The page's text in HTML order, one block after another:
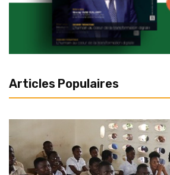
Articles Populaires